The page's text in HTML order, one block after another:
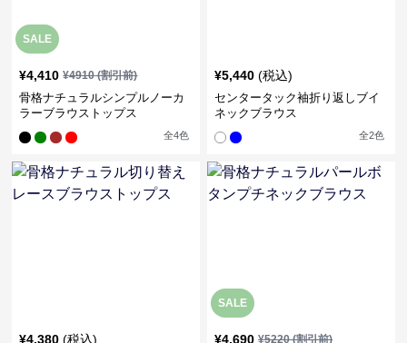
SALE
¥4,410 ¥4910(割引前)
骨格ナチュラルシンプルノーカ
ラーブラウストップス
全4色
¥5,440 (税込)
センタータック袖折り返しブイ
ネックブラウス
全2色
¥4,380 (税込)
SALE
¥4,690 ¥5220(割引前)